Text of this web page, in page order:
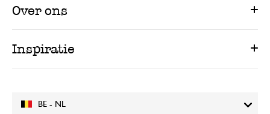
BE - NL
Over ons
Inspiratie